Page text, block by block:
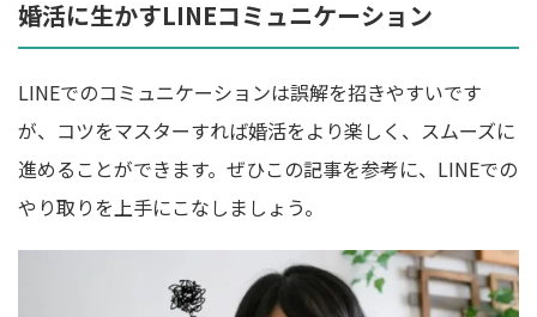
婚活に生かすLINEコミュニケーション
LINEでのコミュニケーションは誤解を招きやすいです
が、コツをマスターすれば婚活をより楽しく、スムーズに
進めることができます。ぜひこの記事を参考に、LINEでの
やり取りを上手にこなしましょう。